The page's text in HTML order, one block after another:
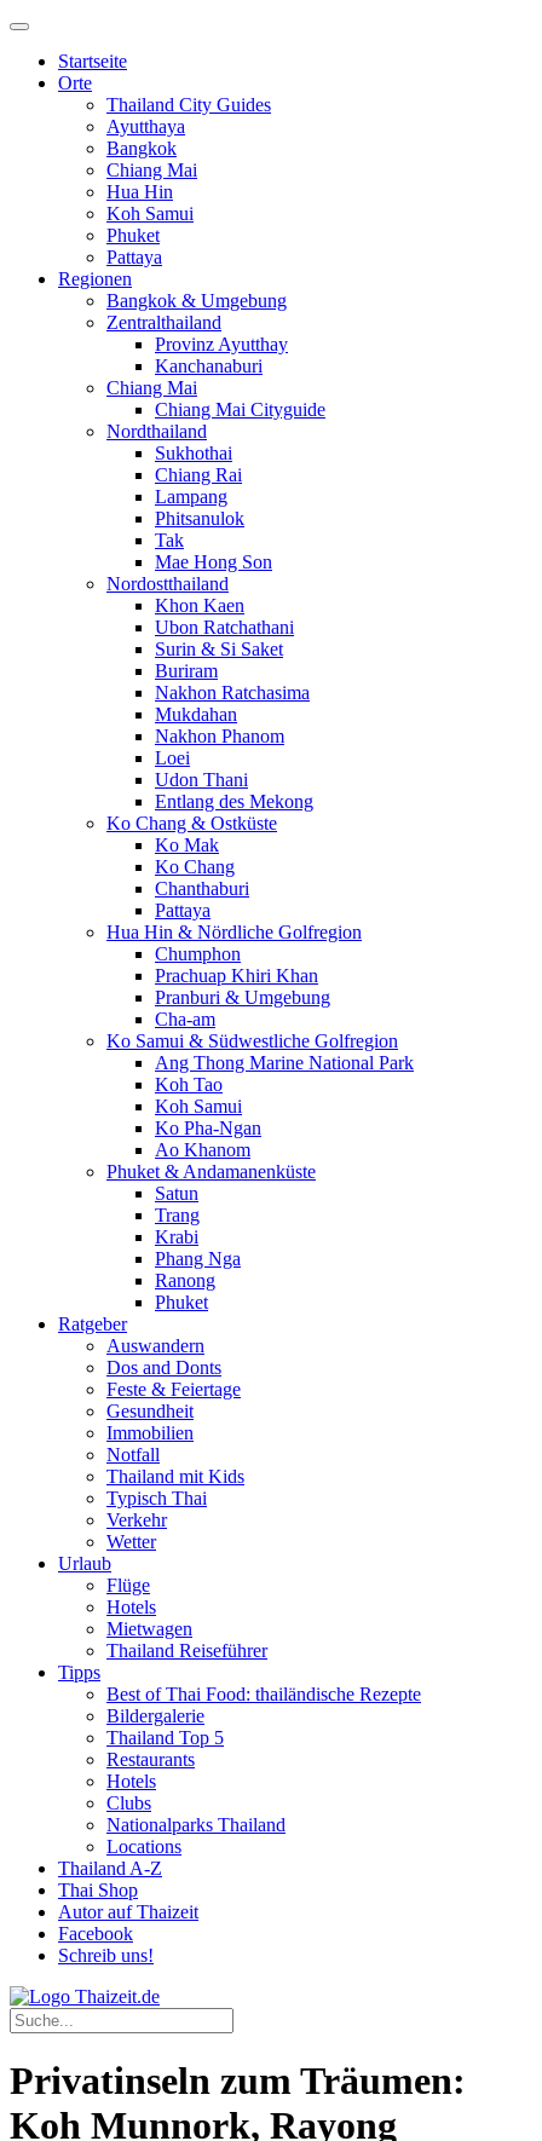
Startseite
Orte
Thailand City Guides
Ayutthaya
Bangkok
Chiang Mai
Hua Hin
Koh Samui
Phuket
Pattaya
Regionen
Bangkok & Umgebung
Zentralthailand
Provinz Ayutthay
Kanchanaburi
Chiang Mai
Chiang Mai Cityguide
Nordthailand
Sukhothai
Chiang Rai
Lampang
Phitsanulok
Tak
Mae Hong Son
Nordostthailand
Khon Kaen
Ubon Ratchathani
Surin & Si Saket
Buriram
Nakhon Ratchasima
Mukdahan
Nakhon Phanom
Loei
Udon Thani
Entlang des Mekong
Ko Chang & Ostküste
Ko Mak
Ko Chang
Chanthaburi
Pattaya
Hua Hin & Nördliche Golfregion
Chumphon
Prachuap Khiri Khan
Pranburi & Umgebung
Cha-am
Ko Samui & Südwestliche Golfregion
Ang Thong Marine National Park
Koh Tao
Koh Samui
Ko Pha-Ngan
Ao Khanom
Phuket & Andamanenküste
Satun
Trang
Krabi
Phang Nga
Ranong
Phuket
Ratgeber
Auswandern
Dos and Donts
Feste & Feiertage
Gesundheit
Immobilien
Notfall
Thailand mit Kids
Typisch Thai
Verkehr
Wetter
Urlaub
Flüge
Hotels
Mietwagen
Thailand Reiseführer
Tipps
Best of Thai Food: thailändische Rezepte
Bildergalerie
Thailand Top 5
Restaurants
Hotels
Clubs
Nationalparks Thailand
Locations
Thailand A-Z
Thai Shop
Autor auf Thaizeit
Facebook
Schreib uns!
Privatinseln zum Träumen:
Koh Munnork, Rayong